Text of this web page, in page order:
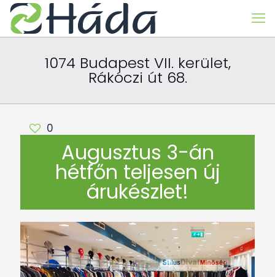
1074 Budapest VII. kerület,
Rákóczi út 68.
0
Augusztus 3-án
hétfőn teljesen új
árukészlet!